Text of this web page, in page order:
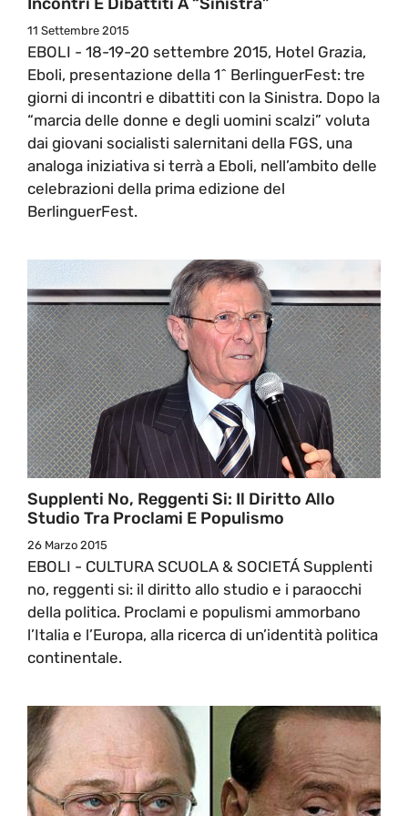
11 Settembre 2015
EBOLI - 18-19-20 settembre 2015, Hotel Grazia,
Eboli, presentazione della 1^ BerlinguerFest: tre
giorni di incontri e dibattiti con la Sinistra. Dopo la
“marcia delle donne e degli uomini scalzi” voluta
dai giovani socialisti salernitani della FGS, una
analoga iniziativa si terrà a Eboli, nell’ambito delle
celebrazioni della prima edizione del
BerlinguerFest.
Supplenti No, Reggenti Si: Il Diritto Allo
Studio Tra Proclami E Populismo
26 Marzo 2015
EBOLI - CULTURA SCUOLA & SOCIETÁ Supplenti
no, reggenti si: il diritto allo studio e i paraocchi
della politica. Proclami e populismi ammorbano
l’Italia e l’Europa, alla ricerca di un’identità politica
continentale.